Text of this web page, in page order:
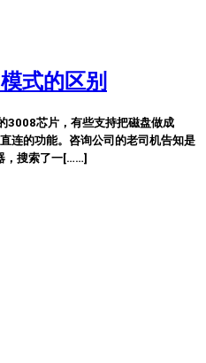
式的区别
3008芯片，有些支持把磁盘做成
连的功能。咨询公司的老司机告知是
，搜索了一[……]